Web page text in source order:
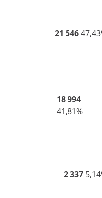
21 546
18 994
41,81%
2 337